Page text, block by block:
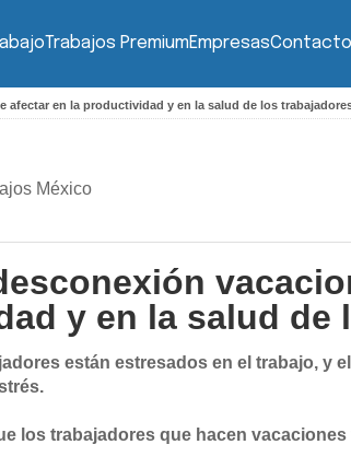
Trabajos PremiumEmpresasContacto
afectar en la productividad y en la salud de los
México
y en la salud de
están estresados en el trabajo, y
los trabajadores que hacen